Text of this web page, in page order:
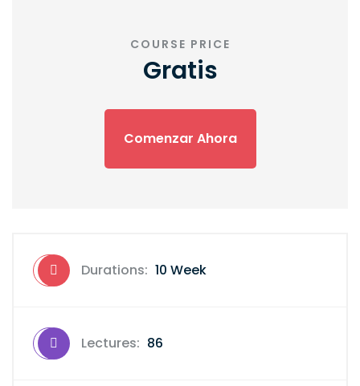
COURSE PRICE
Gratis
Comenzar Ahora
Durations: 10 Week
Lectures: 86